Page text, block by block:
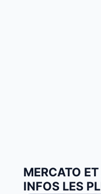
MERCATO
INFOS LES